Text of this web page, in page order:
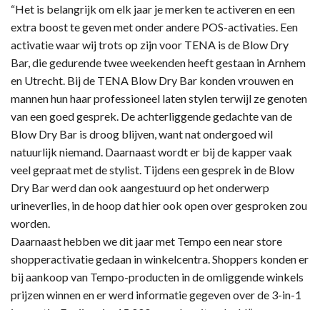
“Het is belangrijk om elk jaar je merken te activeren en een
extra boost te geven met onder andere POS-activaties. Een
activatie waar wij trots op zijn voor TENA is de Blow Dry
Bar, die gedurende twee weekenden heeft gestaan in Arnhem
en Utrecht. Bij de TENA Blow Dry Bar konden vrouwen en
mannen hun haar professioneel laten stylen terwijl ze genoten
van een goed gesprek. De achterliggende gedachte van de
Blow Dry Bar is droog blijven, want nat ondergoed wil
natuurlijk niemand. Daarnaast wordt er bij de kapper vaak
veel gepraat met de stylist. Tijdens een gesprek in de Blow
Dry Bar werd dan ook aangestuurd op het onderwerp
urineverlies, in de hoop dat hier ook open over gesproken zou
worden.
Daarnaast hebben we dit jaar met Tempo een near store
shopperactivatie gedaan in winkelcentra. Shoppers konden er
bij aankoop van Tempo-producten in de omliggende winkels
prijzen winnen en er werd informatie gegeven over de 3-in-1